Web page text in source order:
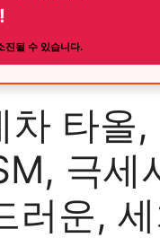
진될 수 있습니다.
차 타올,
극세
러운,